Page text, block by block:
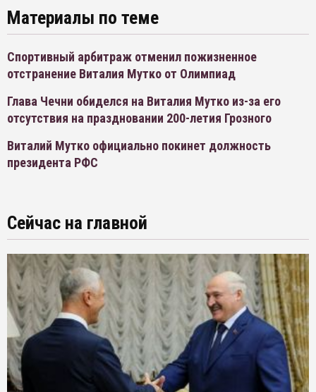
Материалы по теме
Спортивный арбитраж отменил пожизненное
отстранение Виталия Мутко от Олимпиад
Глава Чечни обиделся на Виталия Мутко из-за его
отсутствия на праздновании 200-летия Грозного
Виталий Мутко официально покинет должность
президента РФС
Сейчас на главной